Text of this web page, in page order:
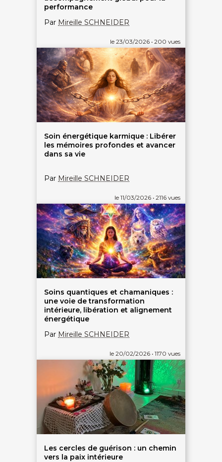
le 23/03/2026 • 200 vues
performance
Par Mireille SCHNEIDER
le 11/03/2026 • 2116 vues
Soin énergétique karmique : Libérer
les mémoires profondes et avancer
dans sa vie
Par Mireille SCHNEIDER
le 20/02/2026 • 1170 vues
Soins quantiques et chamaniques :
une voie de transformation
intérieure, libération et alignement
énergétique
Par Mireille SCHNEIDER
Les cercles de guérison : un chemin
vers la paix intérieure